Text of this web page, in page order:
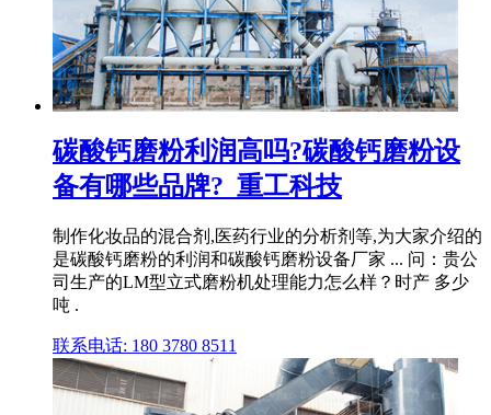
碳酸钙磨粉利润高吗?碳酸钙磨粉设
备有哪些品牌?_重工科技
制作化妆品的混合剂,医药行业的分析剂等,为大家介绍的
是碳酸钙磨粉的利润和碳酸钙磨粉设备厂家 ... 问：贵公
司生产的LM型立式磨粉机处理能力怎么样？时产 多少
吨 .
联系电话: 180 3780 8511